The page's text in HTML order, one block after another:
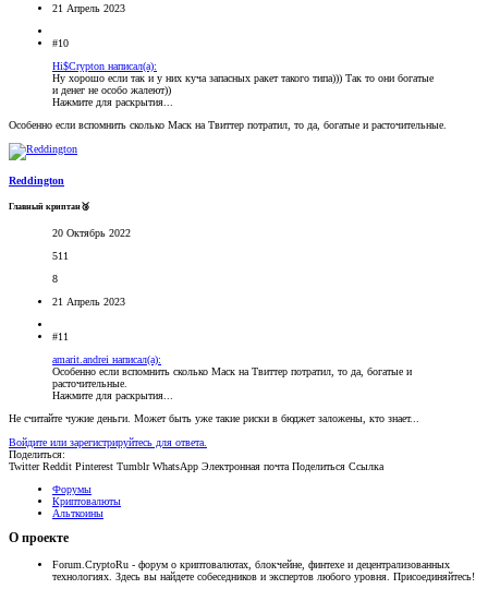
21 Апрель 2023
#10
Hi$Crypton написал(а):
Ну хорошо если так и у них куча запасных ракет такого типа))) Так то они богатые
и денег не особо жалеют))
Нажмите для раскрытия...
Особенно если вспомнить сколько Маск на Твиттер потратил, то да, богатые и расточительные.
Reddington
Главный криптан🥉
20 Октябрь 2022
511
8
21 Апрель 2023
#11
amarit.andrei написал(а):
Особенно если вспомнить сколько Маск на Твиттер потратил, то да, богатые и
расточительные.
Нажмите для раскрытия...
Не считайте чужие деньги. Может быть уже такие риски в бюджет заложены, кто знает...
Войдите или зарегистрируйтесь для ответа.
Поделиться:
Twitter Reddit Pinterest Tumblr WhatsApp Электронная почта Поделиться Ссылка
Форумы
Криптовалюты
Альткоины
О проекте
Forum.CryptoRu - форум о криптовалютах, блокчейне, финтехе и децентрализованных
технологиях. Здесь вы найдете собеседников и экспертов любого уровня. Присоединяйтесь!